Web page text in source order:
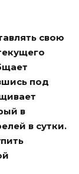
свою
под
в
в сутки.